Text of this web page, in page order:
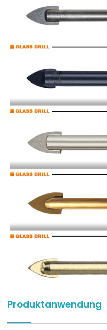
Produktanwendung